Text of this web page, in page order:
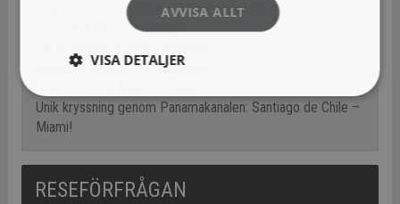
7 nätters drömkryssning i södra Karibien!
Texas & Karibienkryssning!
Karibienkryssning på Höstlovet!
Unik kryssning genom Panamakanalen: Santiago de Chile –
Miami!
RESEFÖRFRÅGAN
AVVISA ALLT
VISA DETALJER